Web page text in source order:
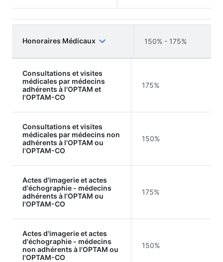
Honoraires Médicaux 150% - 175%
Consultations et visites
médicales par médecins
adhérents à l'OPTAM et
l'OPTAM-CO
175%
Consultations et visites
médicales par médecins non
adhérents à l'OPTAM ou
l'OPTAM-CO
150%
Actes d'imagerie et actes
d'échographie - médecins
adhérents à l'OPTAM ou
l'OPTAM-CO
175%
Actes d'imagerie et actes
d'échographie - médecins
non adhérents à l'OPTAM ou
l'OPTAM-CO
150%